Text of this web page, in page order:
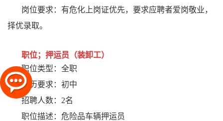
岗位要求：有危化上岗证优先，要求应聘者爱岗敬业，
择优录取。
职位；押运员（装卸工）
职位类型：全职
学历要求：初中
招聘人数：2名
职位描述：危险品车辆押运员